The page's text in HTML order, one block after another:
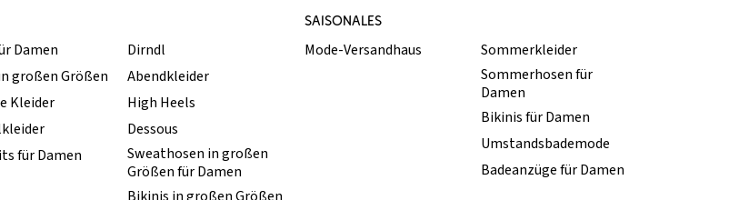
SAISONALES
Damen
großen Größen
Kleider
für Damen
Dirndl
Abendkleider
High Heels
Dessous
Sweathosen in großen
Größen für Damen
Mode-Versandhaus
Sommerkleider
Sommerhosen für
Damen
Bikinis für Damen
Umstandsbademode
Badeanzüge für Damen